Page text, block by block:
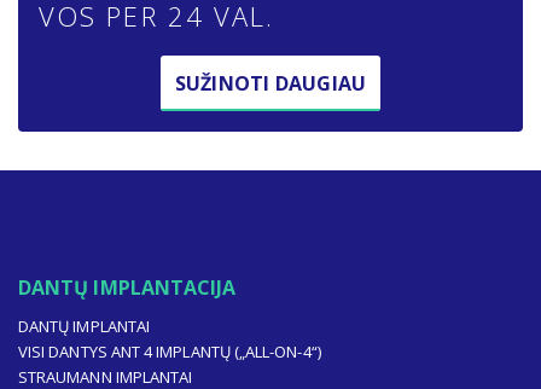
VOS PER 24 VAL.
SUŽINOTI DAUGIAU
DANTŲ IMPLANTACIJA
DANTŲ IMPLANTAI
VISI DANTYS ANT 4 IMPLANTŲ („ALL-ON-4“)
STRAUMANN IMPLANTAI